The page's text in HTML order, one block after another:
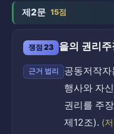
제2문 15점
쟁점 23 을의 권리
근거 법리
공동저작
행사와 자
권리를 주
제12조). (